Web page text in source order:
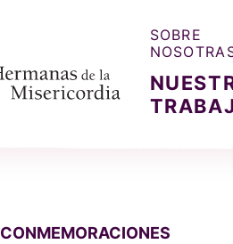
SOBRE
CONMEMORACIONES